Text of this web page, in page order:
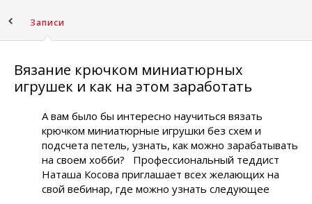
Записи
Вязание крючком миниатюрных
игрушек и как на этом заработать
А вам было бы интересно научиться вязать
крючком миниатюрные игрушки без схем и
подсчета петель, узнать, как можно зарабатывать
на своем хобби? Профессиональный теддист
Наташа Косова приглашает всех желающих на
свой вебинар, где можно узнать следующее